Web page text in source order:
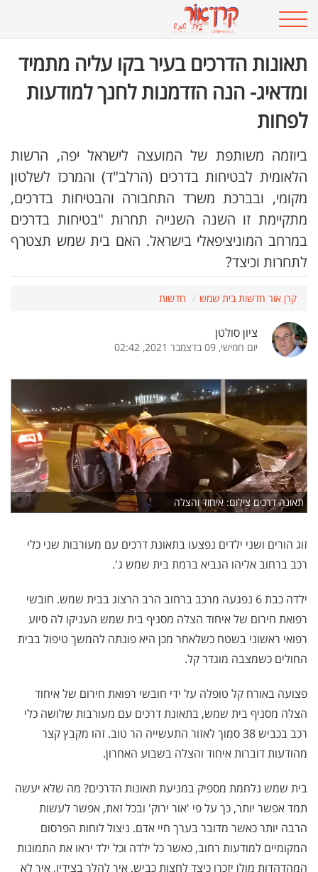
תאונות הדרכים בעיר בקו עליה מתמיד
ומדאיג- הנה הזדמנות לחנך למודעות
לפחות
ביוזמה משותפת של המועצה לישראל יפה, הרשות
הלאומית לבטיחות בדרכים (הרלב"ד) והמרכז לשלטון
מקומי, ובברכת משרד התחבורה והבטיחות בדרכים,
מתקיימת זו השנה השנייה תחרות "בטיחות בדרכים
במרחב המוניציפאלי בישראל. האם בית שמש תצטרף
לתחרות וכיצד?
קרן אור חדשות בית שמש חדשות
ציון סולטן
יום חמישי, 09 בדצמבר 2021, 02:42
תאונה דרכים צילום: איחוד והצלה
זוג הורים ושני ילדים נפצעו בתאונת דרכים עם מעורבות שני כלי
רכב ברחוב אליהו הנביא ברמת בית שמש ג'.
ילדה כבת 6 נפגעה מרכב ברחוב הרב הרצוג בבית שמש. חובשי
רפואת חירום של איחוד הצלה מסניף בית שמש העניקו לה סיוע
רפואי ראשוני בשטח כשלאחר מכן היא פונתה להמשך טיפול בבית
החולים כשמצבה מוגדר קל.
פצועה באורח קל טופלה על ידי חובשי רפואת חירום של איחוד
הצלה מסניף בית שמש, בתאונת דרכים עם מעורבות שלושה כלי
רכב בכביש 38 סמוך לאזור התעשייה הר טוב. זהו מקבץ קצר
מהודעות דוברות איחוד והצלה בשבוע האחרון.
בית שמש נלחמת מספיק במניעת תאונות הדרכים? מה שלא יעשה
תמד אפשר יותר, כך על פי 'אור ירוק' ובכל זאת, אפשר לעשות
הרבה יותר כאשר מדובר בערך חיי אדם. ניצול לוחות הפרסום
המקומיים למודעות רחוב, כאשר כל ילדה וכל ילד יראו את התמונות
המהדהדות מולן יזכרו כיצד לחצות כביש, איך להלך בצידיו, איך לא